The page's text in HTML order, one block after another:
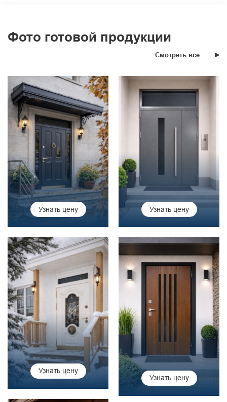
Фото готовой продукции
Смотреть все
Узнать цену Узнать цену
Узнать цену
Узнать цену